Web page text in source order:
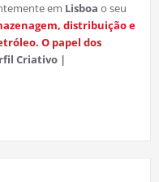
em Lisboa o seu
distribuição e
O papel dos
Criativo |